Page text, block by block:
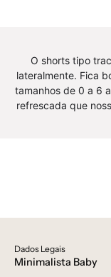
O shorts tipo
lateralmente. Fica
tamanhos de 0 a 6
refrescada que
Dados Legais
Minimalista Baby